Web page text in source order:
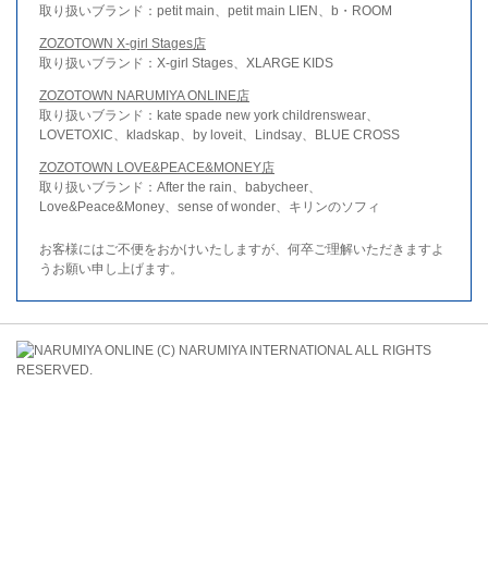
取り扱いブランド：petit main、petit main LIEN、b・ROOM
ZOZOTOWN X-girl Stages店
取り扱いブランド：X-girl Stages、XLARGE KIDS
ZOZOTOWN NARUMIYA ONLINE店
取り扱いブランド：kate spade new york childrenswear、
LOVETOXIC、kladskap、by loveit、Lindsay、BLUE CROSS
ZOZOTOWN LOVE&PEACE&MONEY店
取り扱いブランド：After the rain、babycheer、
Love&Peace&Money、sense of wonder、キリンのソフィ
お客様にはご不便をおかけいたしますが、何卒ご理解いただきますよ
うお願い申し上げます。